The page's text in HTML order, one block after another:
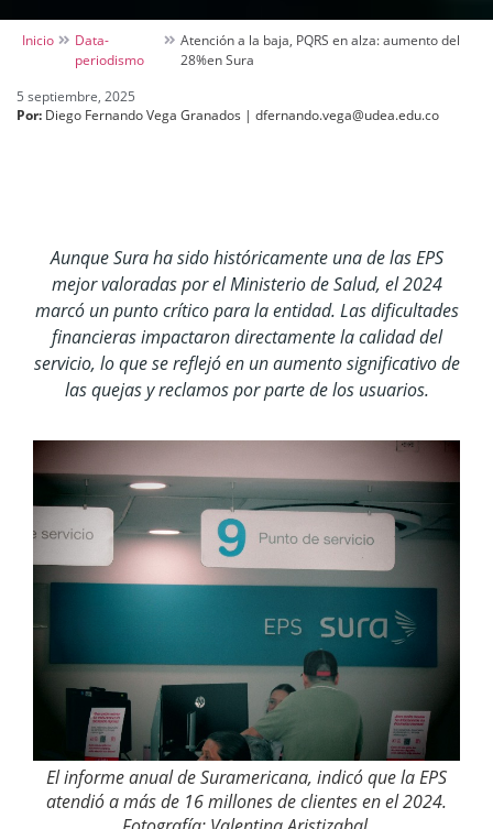
Inicio
Data-
periodismo
Atención a la baja, PQRS en alza: aumento del
28%en Sura
5 septiembre, 2025
Por: Diego Fernando Vega Granados | dfernando.vega@udea.edu.co
Aunque Sura ha sido históricamente una de las EPS
mejor valoradas por el Ministerio de Salud, el 2024
marcó un punto crítico para la entidad. Las dificultades
financieras impactaron directamente la calidad del
servicio, lo que se reflejó en un aumento significativo de
las quejas y reclamos por parte de los usuarios.
El informe anual de Suramericana, indicó que la EPS
atendió a más de 16 millones de clientes en el 2024.